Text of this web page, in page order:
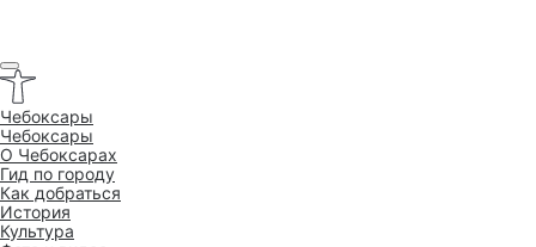
Чебоксары
Чебоксары
O Чебоксарах
Гид по городу
Как добраться
История
Культура